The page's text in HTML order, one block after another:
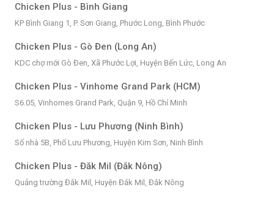
Chicken Plus - Bình Giang
KP Bình Giang 1, P. Sơn Giang, Phước Long, Bình Phước
Chicken Plus - Gò Đen (Long An)
KDC chợ mới Gò Đen, Xã Phước Lợi, Huyện Bến Lức, Long An
Chicken Plus - Vinhome Grand Park (HCM)
S6.05, Vinhomes Grand Park, Quận 9, Hồ Chí Minh
Chicken Plus - Lưu Phương (Ninh Bình)
Số nhà 5B, Phố Lưu Phương, Huyện Kim Sơn, Ninh Bình
Chicken Plus - Đăk Mil (Đắk Nông)
Quảng trường Đắk Mil, Huyện Đắk Mil, Đắk Nông